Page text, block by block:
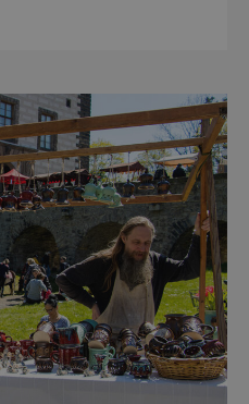
na Bruselské cestě.
českých
festivalu
dvě hlavní tém